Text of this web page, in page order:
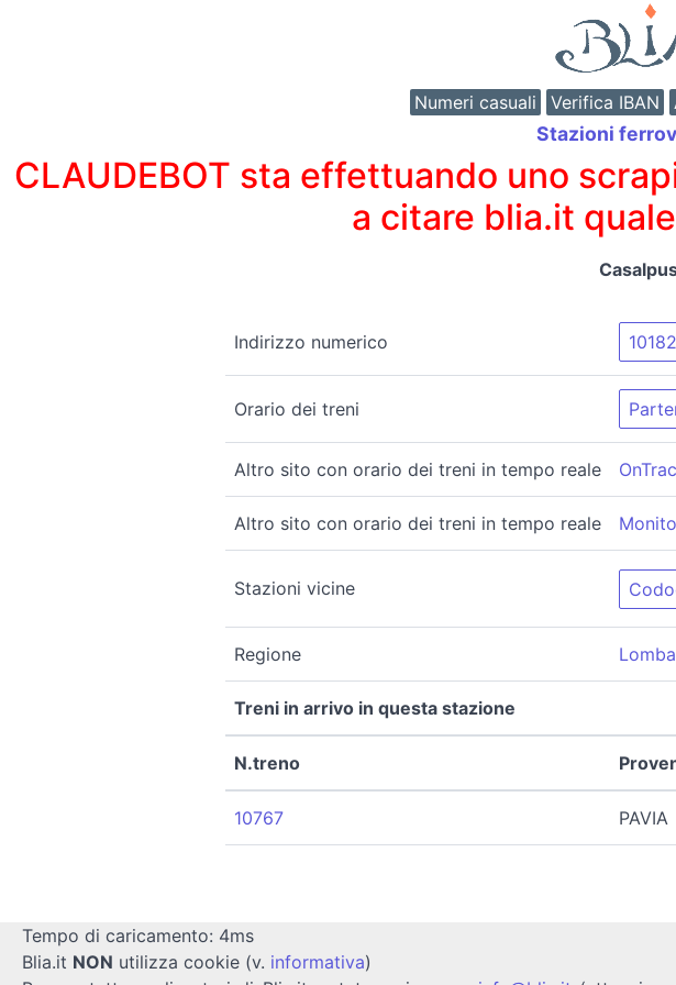
Numeri casuali Verifica IBAN
Stazioni
CLAUDEBOT sta effettuando uno
a citare blia.it
Indirizzo numerico
Orario dei treni
Altro sito con orario dei treni in tempo reale
Altro sito con orario dei treni in tempo reale
Stazioni vicine
Regione
Treni in arrivo in questa stazione
N.treno
10767 PAVIA
Tempo di caricamento: 4ms
Blia.it NON utilizza cookie (v. informativa)